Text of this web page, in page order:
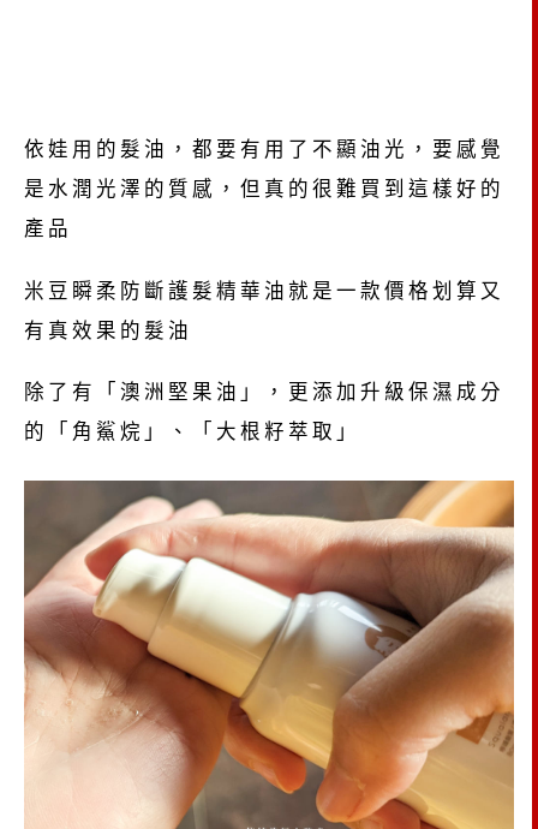
依娃用的髮油，都要有用了不顯油光，要感覺
是水潤光澤的質感，但真的很難買到這樣好的
產品
米豆瞬柔防斷護髮精華油就是一款價格划算又
有真效果的髮油
除了有「澳洲堅果油」，更添加升級保濕成分
的「角鯊烷」、「大根籽萃取」